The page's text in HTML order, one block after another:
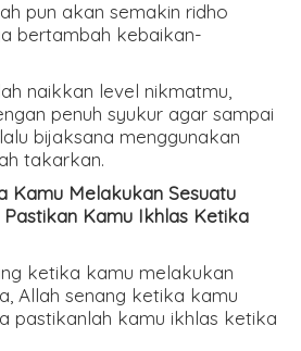
pun akan semakin ridho
bertambah kebaikan-
naikkan level nikmatmu,
penuh syukur agar sampai
bijaksana menggunakan
takarkan.
Kamu Melakukan Sesuatu
Kamu Ikhlas Ketika
ketika kamu melakukan
Allah senang ketika kamu
pastikanlah kamu ikhlas ketika